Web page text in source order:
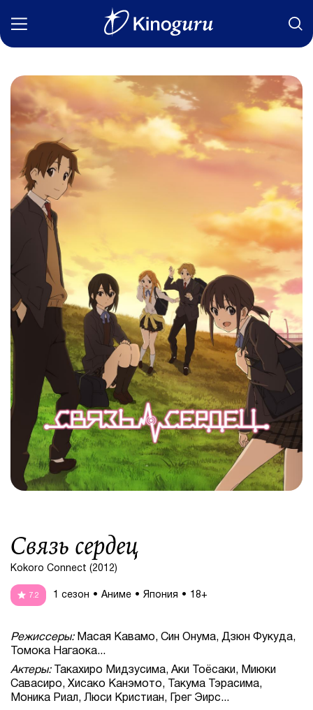
Фильмы
Статьи
Сериалы
Новости
Подборки
Рецензии
О нас
Авторы
Связь сердец
Kokoro Connect (2012)
7.2 1 сезон Аниме Япония 18+
Режиссеры:Масая Кавамо, Син Онума, Дзюн Фукуда,
Томока Нагаока...
Актеры:Такахиро Мидзусима, Аки Тоёсаки, Миюки
Савасиро, Хисако Канэмото, Такума Тэрасима,
Моника Риал, Люси Кристиан, Грег Эирс...